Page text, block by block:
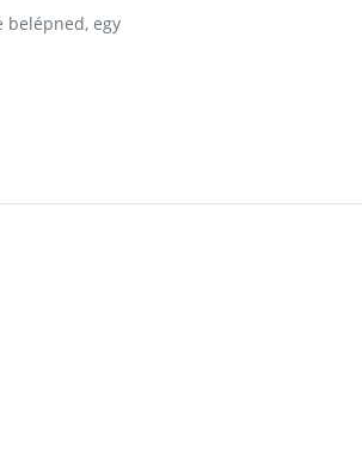
belépned, egy